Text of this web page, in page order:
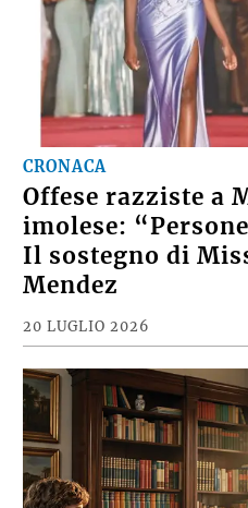
CRONACA
Offese razziste a
imolese:
Il sostegno di
Mendez
20 LUGLIO 2026